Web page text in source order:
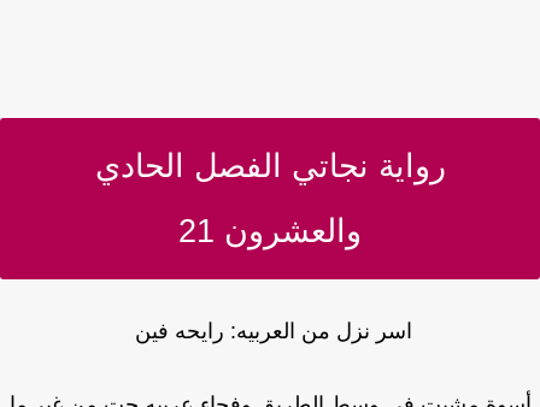
رواية نجاتي الفصل الحادي
والعشرون 21
اسر نزل من العربيه: رايحه فين